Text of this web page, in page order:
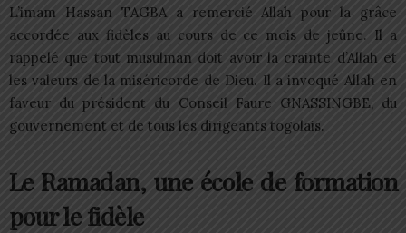
L’imam Hassan TAGBA a remercié Allah pour la grâce
accordée aux fidèles au cours de ce mois de jeûne. Il a
rappelé que tout musulman doit avoir la crainte d’Allah et
les valeurs de la miséricorde de Dieu. Il a invoqué Allah en
faveur du président du Conseil Faure GNASSINGBE, du
gouvernement et de tous les dirigeants togolais.
Le Ramadan, une école de formation
pour le fidèle